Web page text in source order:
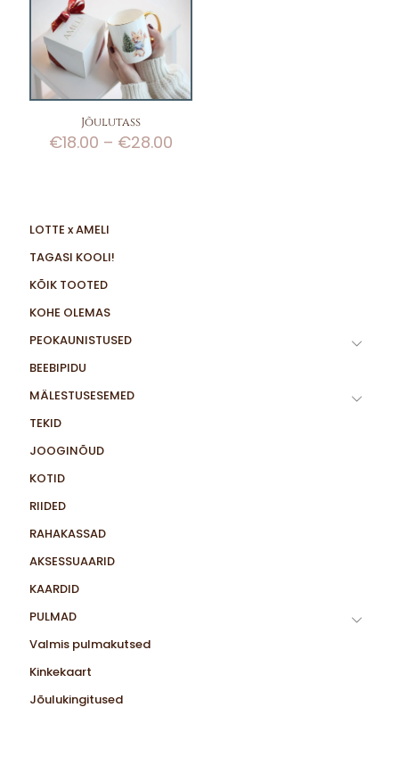
Jõulutass
€18.00 – €28.00
LOTTE x AMELI
TAGASI KOOLI!
KÕIK TOOTED
KOHE OLEMAS
PEOKAUNISTUSED
BEEBIPIDU
MÄLESTUSESEMED
TEKID
JOOGINÕUD
KOTID
RIIDED
RAHAKASSAD
AKSESSUAARID
KAARDID
PULMAD
Valmis pulmakutsed
Kinkekaart
Jõulukingitused